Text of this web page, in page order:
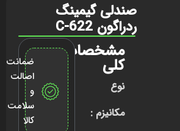
صندلی گیمینگ
ردراگون C-622
مشخصات
کلی
نوع
مکانیزم :
ضمانت
اصالت
و
سلامت
کالا